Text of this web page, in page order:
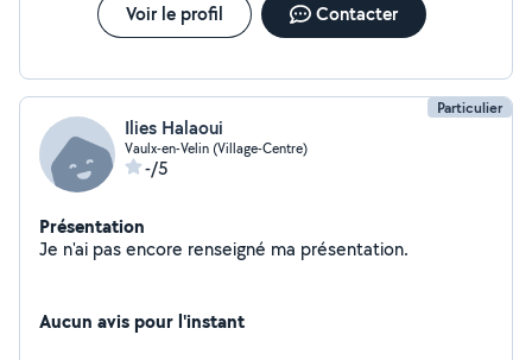
Voir le profil Contacter
Particulier
Ilies Halaoui
Vaulx-en-Velin (Village-Centre)
-/5
Présentation
Je n'ai pas encore renseigné ma présentation.
Aucun avis pour l'instant